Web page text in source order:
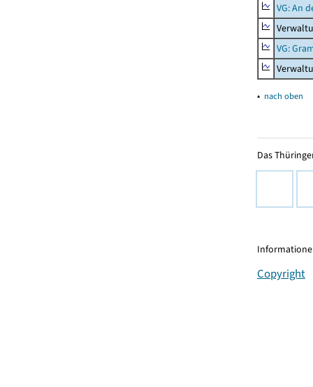
VG: An
VG:
▴ nach oben
Das
Copyright